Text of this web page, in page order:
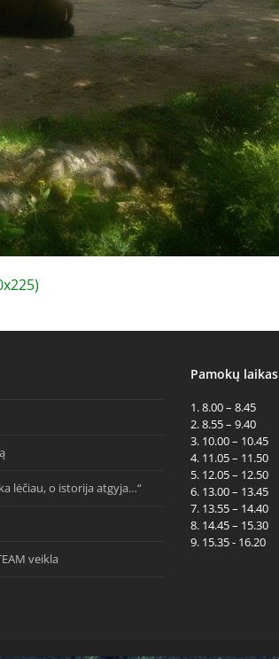
lėčiau, o istorija atgyja…“
veikla
Pamokų laikas
1. 8.00 – 8.45
2. 8.55 – 9.40
3. 10.00 – 10.45
4. 11.05 – 11.50
5. 12.05 – 12.50
6. 13.00 – 13.45
7. 13.55 – 14.40
8. 14.45 – 15.30
9. 15.35 - 16.20